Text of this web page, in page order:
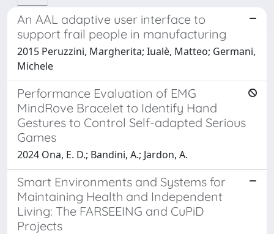
An AAL adaptive user interface to
support frail people in manufacturing
2015 Peruzzini, Margherita; Iualè, Matteo; Germani,
Michele
Performance Evaluation of EMG
MindRove Bracelet to Identify Hand
Gestures to Control Self-adapted Serious
Games
2024 Ona, E. D.; Bandini, A.; Jardon, A.
Smart Environments and Systems for
Maintaining Health and Independent
Living: The FARSEEING and CuPiD
Projects